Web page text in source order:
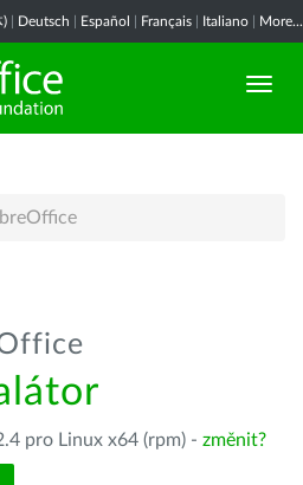
) Deutsch Español Français Italiano More...
pro Linux x64 (rpm) - změnit?